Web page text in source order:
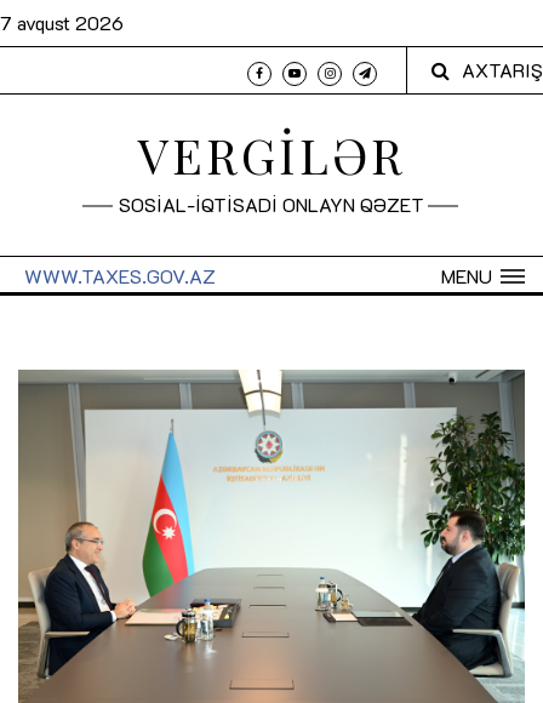
7 avqust 2026
AXTARIŞ
VERGİLƏR
SOSİAL-İQTİSADİ ONLAYN QƏZET
MENU
WWW.TAXES.GOV.AZ